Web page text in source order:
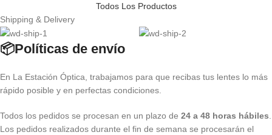
Todos Los Productos
Shipping & Delivery
📦Políticas de envío
En La Estación Óptica, trabajamos para que recibas tus lentes lo más
rápido posible y en perfectas condiciones.
Todos los pedidos se procesan en un plazo de 24 a 48 horas hábiles
Los pedidos realizados durante el fin de semana se procesarán el